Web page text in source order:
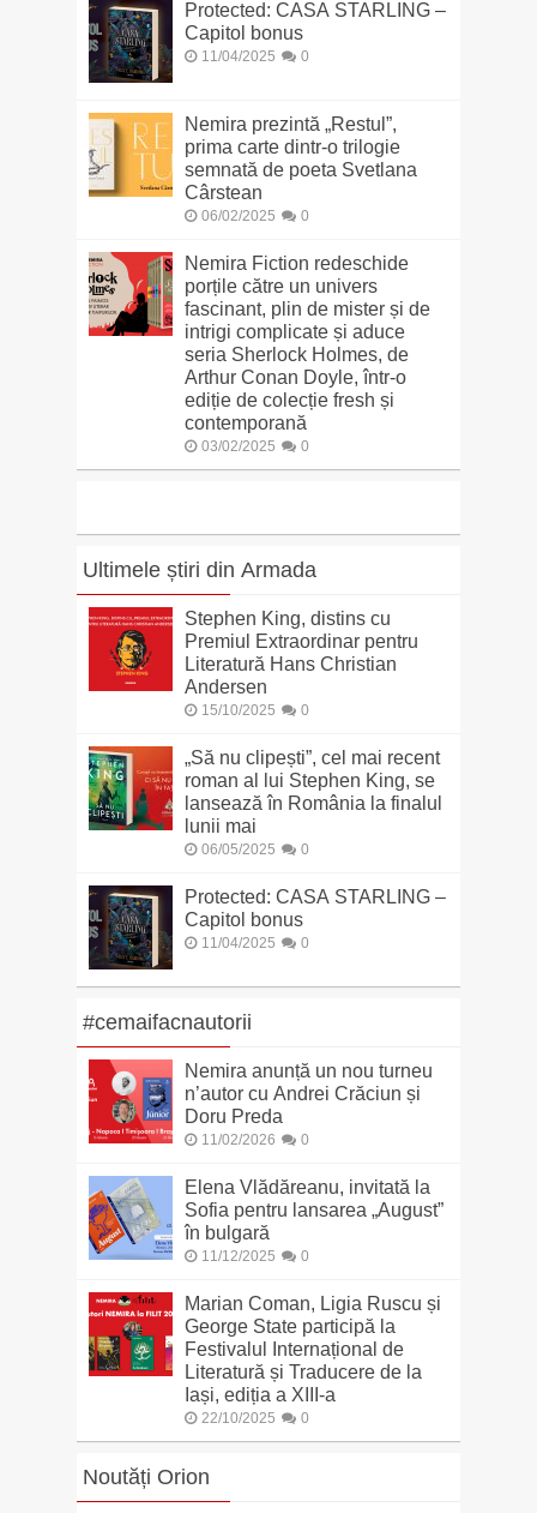
Protected: CASA STARLING –
Capitol bonus
11/04/2025 0
Nemira prezintă „Restul”,
prima carte dintr-o trilogie
semnată de poeta Svetlana
Cârstean
06/02/2025 0
Nemira Fiction redeschide
porțile către un univers
fascinant, plin de mister și de
intrigi complicate și aduce
seria Sherlock Holmes, de
Arthur Conan Doyle, într-o
ediție de colecție fresh și
contemporană
03/02/2025 0
Ultimele știri din Armada
Stephen King, distins cu
Premiul Extraordinar pentru
Literatură Hans Christian
Andersen
15/10/2025 0
„Să nu clipești”, cel mai recent
roman al lui Stephen King, se
lansează în România la finalul
lunii mai
06/05/2025 0
Protected: CASA STARLING –
Capitol bonus
11/04/2025 0
#cemaifacnautorii
Nemira anunță un nou turneu
n’autor cu Andrei Crăciun și
Doru Preda
11/02/2026 0
Elena Vlădăreanu, invitată la
Sofia pentru lansarea „August”
în bulgară
11/12/2025 0
Marian Coman, Ligia Ruscu și
George State participă la
Festivalul Internațional de
Literatură și Traducere de la
Iași, ediția a XIII-a
22/10/2025 0
Noutăți Orion